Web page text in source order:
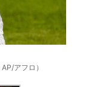
アフロ）